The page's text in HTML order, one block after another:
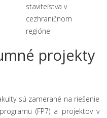
staviteľstva v
cezhraničnom
regióne
projekty
sú zamerané na riešenie
(FP7) a projektov v